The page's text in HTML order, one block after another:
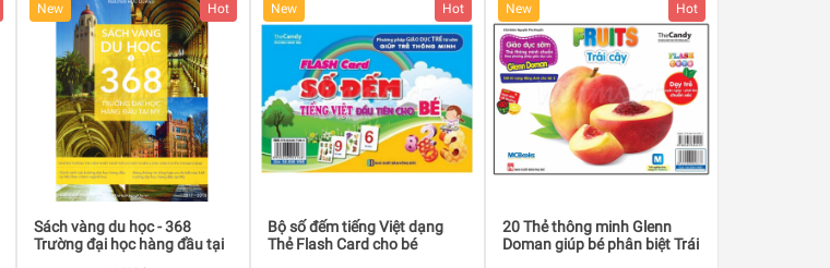
New Hot
Sách vàng du học - 368
Trường đại học hàng đầu tại
New Hot
Bộ số đếm tiếng Việt dạng
Thẻ Flash Card cho bé
New Hot
20 Thẻ thông minh Glenn
Doman giúp bé phân biệt Trái